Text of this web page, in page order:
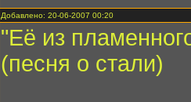
Добавлено: 20-06-2007 00:20
"Её из
(песня о стали)